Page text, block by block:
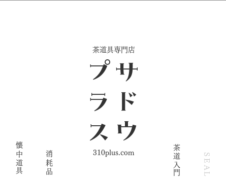
​茶道具専門店
懐中道具 消耗品
サ
ド
ウ
プ
ラ
ス
310plus.com 茶道入門 SEAL